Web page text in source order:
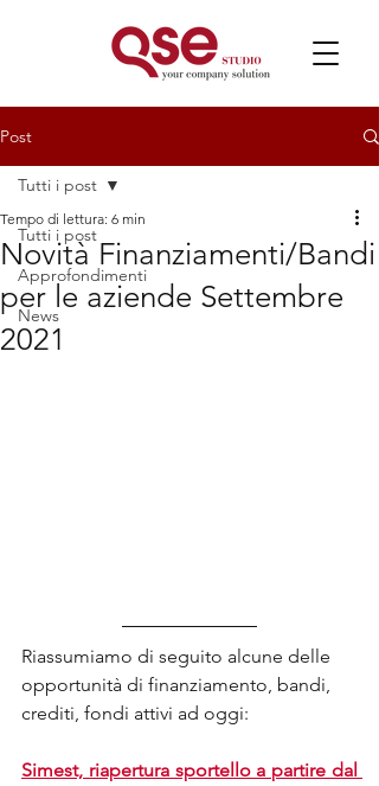
Post
Tutti i post
Approfondimenti
News
Tutti i post
Novità Finanziamenti/Bandi
per le aziende Settembre
2021
Tempo di lettura: 6 min
Riassumiamo di seguito alcune delle
opportunità di finanziamento, bandi,
crediti, fondi attivi ad oggi:
Simest, riapertura sportello a partire dal